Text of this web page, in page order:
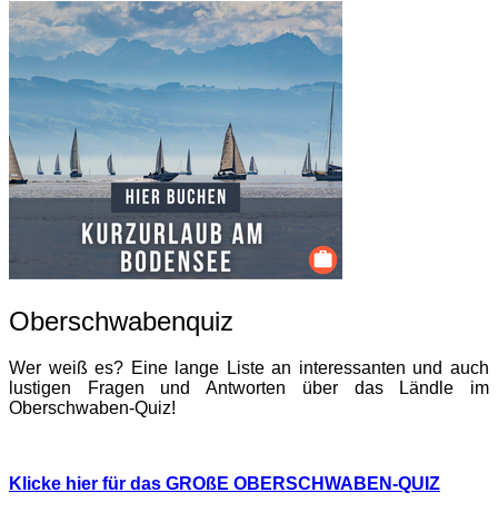
Oberschwabenquiz
Wer weiß es? Eine lange Liste an interessanten und auch
lustigen Fragen und Antworten über das Ländle im
Oberschwaben-Quiz!
Klicke hier für das GROßE OBERSCHWABEN-QUIZ